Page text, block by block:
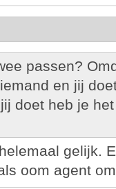
passen?
en jij
doet heb je
gelijk.
oom agent